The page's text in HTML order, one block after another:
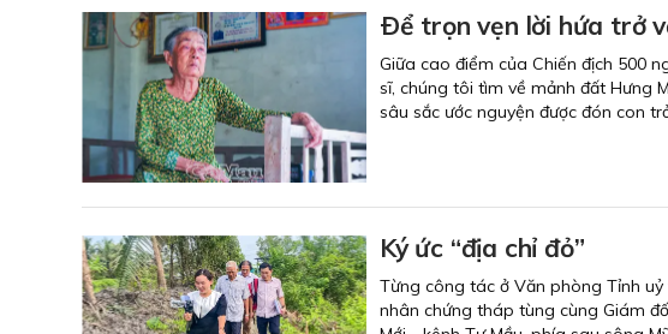
Ðể trọn vẹn lời hứa trở
Giữa cao điểm của Chiến địch 500
sĩ, chúng tôi tìm về mảnh đất Hưng
sâu sắc ước nguyện được đón con
Ký ức “địa chỉ đỏ”
Từng công tác ở Văn phòng Tỉnh
nhân chứng tháp tùng cùng Giám